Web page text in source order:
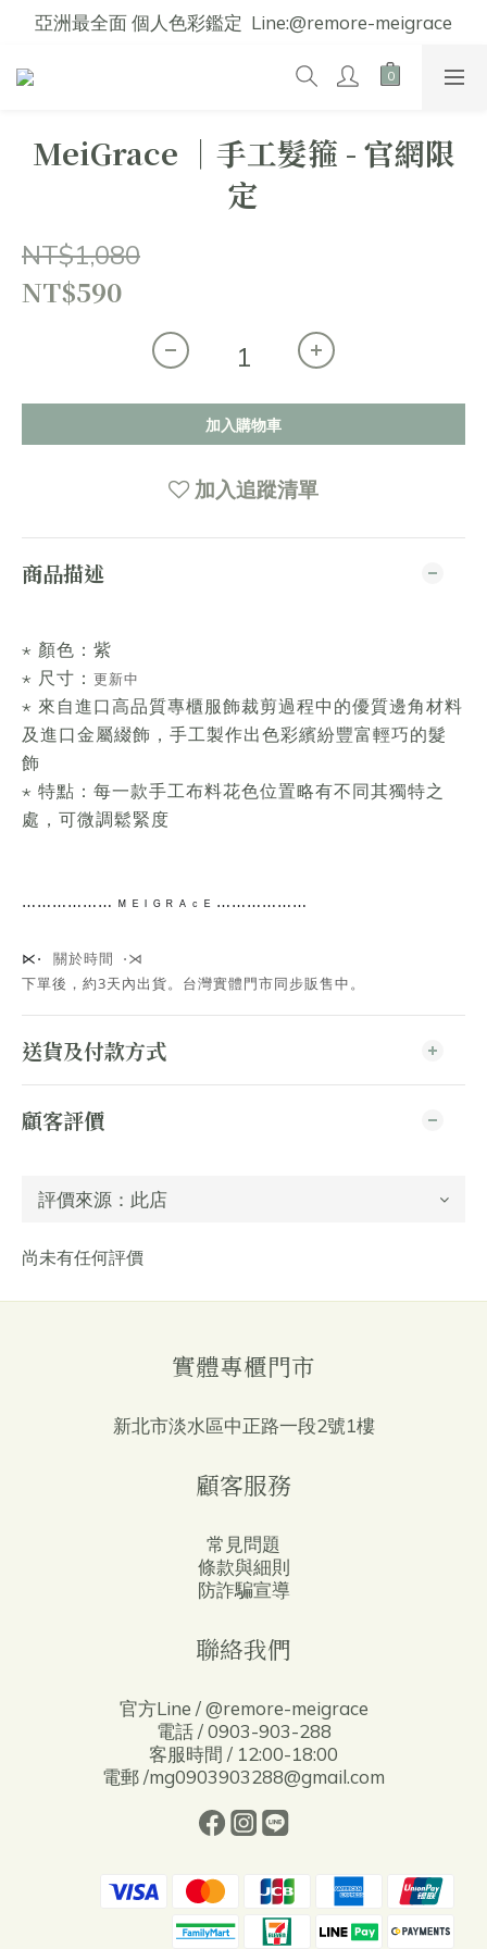
亞洲最全面 個人色彩鑑定  Line:@remore-meigrace
MeiGrace │手工髮箍 - 官網限
定
NT$1,080
NT$590
加入購物車
加入追蹤清單
商品描述
⋆ 顏色：紫
⋆ 尺寸： 更新中
⋆ 來自進口高品質專櫃服飾裁剪過程中的優質邊角材料
及進口金屬綴飾，手工製作出色彩繽紛豐富輕巧的髮
飾
⋆ 特點：每一款手工布料花色位置略有不同其獨特之
處，可微調鬆緊度
⋯⋯ ⋯⋯⋯⋯ ᴹ ᴱ ᴵ ᴳ ᴿ ᴬ ᶜ ᴱ ⋯⋯⋯⋯ ⋯⋯
⋉⋅ 關於時間 ⋅⋊
下單後，約3天內出貨。台灣實體門市同步販售中。
送貨及付款方式
顧客評價
尚未有任何評價
實體專櫃門市
新北市淡水區中正路一段2號1樓
顧客服務
常見問題
條款與細則
防詐騙宣導
聯絡我們
官方Line / @remore-meigrace
電話 / 0903-903-288
客服時間 / 12:00-18:00
電郵 /mg0903903288@gmail.com